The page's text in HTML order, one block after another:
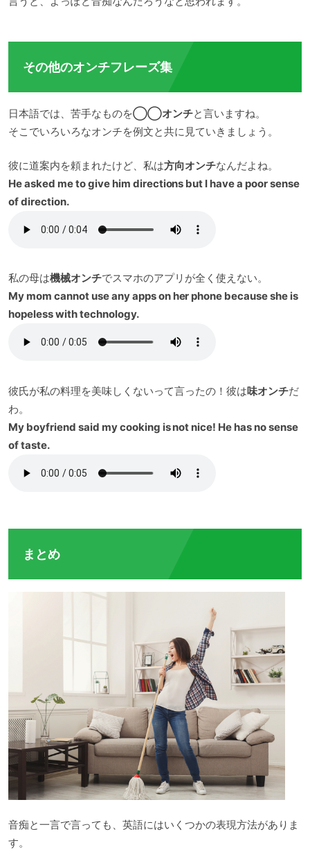
その他のオンチフレーズ集
日本語では、苦手なものを◯◯オンチと言いますね。
そこでいろいろなオンチを例文と共に見ていきましょう。
彼に道案内を頼まれたけど、私は方向オンチなんだよね。
He asked me to give him directions but I have a poor sense
of direction.
私の母は機械オンチでスマホのアプリが全く使えない。
My mom cannot use any apps on her phone because she is
hopeless with technology.
彼氏が私の料理を美味しくないって言ったの！彼は味オンチだ
わ。
My boyfriend said my cooking is not nice! He has no sense
of taste.
まとめ
音痴と一言で言っても、英語にはいくつかの表現方法がありま
す。